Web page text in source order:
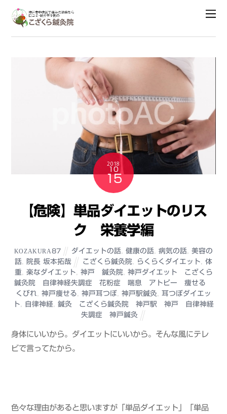
2018
10
15
【危険】単品ダイエットのリス
ク 栄養学編
KOZAKURA87 ダイエットの話,健康の話,病気の話,美容の
話, 院長 坂本拓哉 こざくら鍼灸院, らくらくダイエット, 体
重, 楽なダイエット, 神戸 鍼灸院, 神戸ダイエット こざくら
鍼灸院 自律神経失調症 花粉症 喘息 アトピー 痩せる
くびれ, 神戸痩せる, 神戸耳つぼ, 神戸駅鍼灸, 耳つぼダイエッ
ト, 自律神経, 鍼灸 こざくら鍼灸院 神戸駅 神戸 自律神経
失調症 神戸鍼灸
身体にいいから。ダイエットにいいから。そんな風にテレ
ビで言ってたから。
色々な理由があると思いますが「単品ダイエット」「単品